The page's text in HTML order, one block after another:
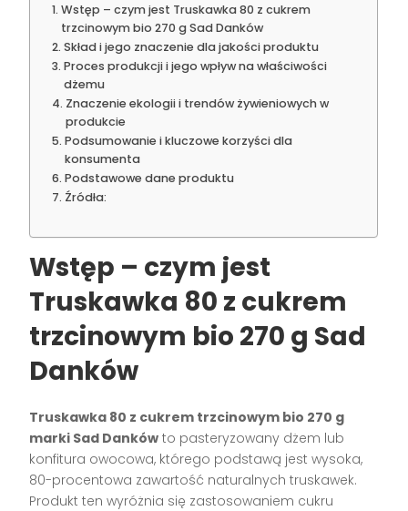
Wstęp – czym jest Truskawka 80 z cukrem
trzcinowym bio 270 g Sad Danków
Skład i jego znaczenie dla jakości produktu
Proces produkcji i jego wpływ na właściwości
dżemu
Znaczenie ekologii i trendów żywieniowych w
produkcie
Podsumowanie i kluczowe korzyści dla
konsumenta
Podstawowe dane produktu
Źródła:
Wstęp – czym jest
Truskawka 80 z cukrem
trzcinowym bio 270 g Sad
Danków
Truskawka 80 z cukrem trzcinowym bio 270 g
marki Sad Danków to pasteryzowany dżem lub
konfitura owocowa, którego podstawą jest wysoka,
80-procentowa zawartość naturalnych truskawek.
Produkt ten wyróżnia się zastosowaniem cukru